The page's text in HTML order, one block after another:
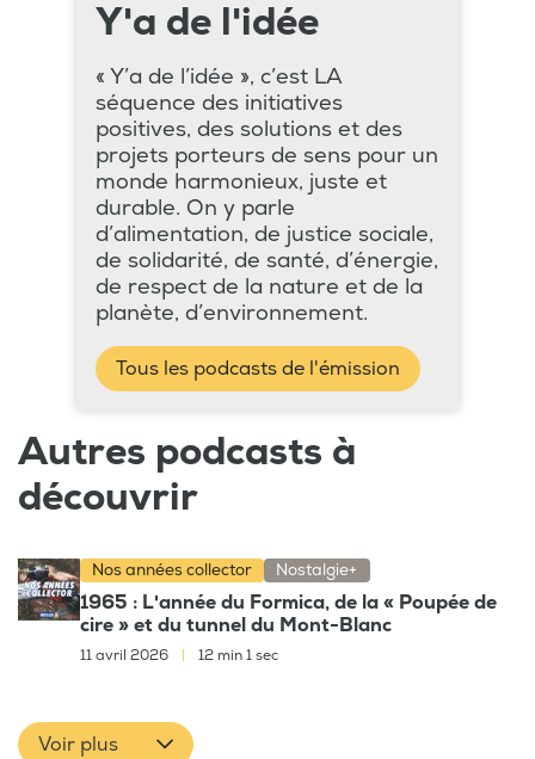
Y'a de l'idée
« Y’a de l’idée », c’est LA
séquence des initiatives
positives, des solutions et des
projets porteurs de sens pour un
monde harmonieux, juste et
durable. On y parle
d’alimentation, de justice sociale,
de solidarité, de santé, d’énergie,
de respect de la nature et de la
planète, d’environnement.
Tous les podcasts de l'émission
Autres podcasts à
découvrir
Nos années collector Nostalgie+
1965 : L'année du Formica, de la « Poupée de
cire » et du tunnel du Mont-Blanc
11 avril 2026 12 min 1 sec
Voir plus